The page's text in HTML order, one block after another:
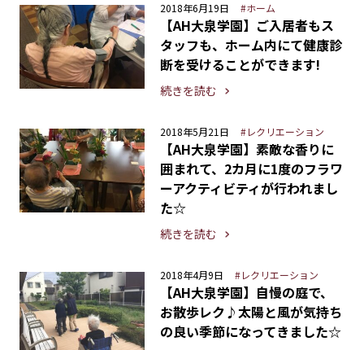
2018年6月19日 #ホーム
【AH大泉学園】ご入居者もス
タッフも、ホーム内にて健康診
断を受けることができます!
続きを読む
2018年5月21日 #レクリエーション
【AH大泉学園】素敵な香りに
囲まれて、2カ月に1度のフラワ
ーアクティビティが行われまし
た☆
続きを読む
2018年4月9日 #レクリエーション
【AH大泉学園】自慢の庭で、
お散歩レク♪太陽と風が気持ち
の良い季節になってきました☆